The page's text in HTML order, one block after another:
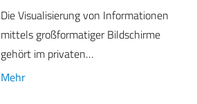
Die Visualisierung von Informationen
mittels großformatiger Bildschirme
gehört im privaten…
Mehr